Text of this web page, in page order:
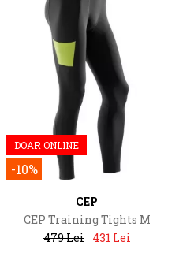
DOAR ONLINE
-10%
CEP
CEP Training Tights M
479 Lei
431 Lei